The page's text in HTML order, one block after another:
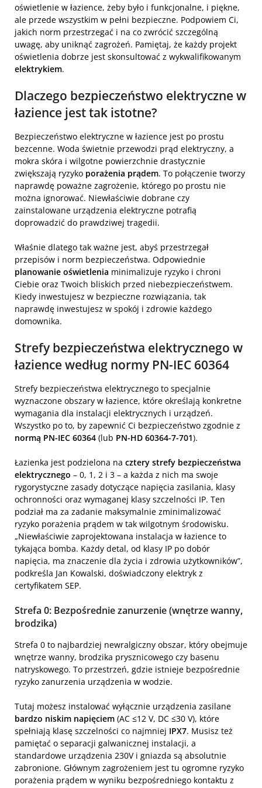
oświetlenie w łazience, żeby było i funkcjonalne, i piękne,
ale przede wszystkim w pełni bezpieczne. Podpowiem Ci,
jakich norm przestrzegać i na co zwrócić szczególną
uwagę, aby uniknąć zagrożeń. Pamiętaj, że każdy projekt
oświetlenia dobrze jest skonsultować z wykwalifikowanym
elektrykiem.
Dlaczego bezpieczeństwo elektryczne w
łazience jest tak istotne?
Bezpieczeństwo elektryczne w łazience jest po prostu
bezcenne. Woda świetnie przewodzi prąd elektryczny, a
mokra skóra i wilgotne powierzchnie drastycznie
zwiększają ryzyko porażenia prądem. To połączenie tworzy
naprawdę poważne zagrożenie, którego po prostu nie
można ignorować. Niewłaściwie dobrane czy
zainstalowane urządzenia elektryczne potrafią
doprowadzić do prawdziwej tragedii.
Właśnie dlatego tak ważne jest, abyś przestrzegał
przepisów i norm bezpieczeństwa. Odpowiednie
planowanie oświetlenia minimalizuje ryzyko i chroni
Ciebie oraz Twoich bliskich przed niebezpieczeństwem.
Kiedy inwestujesz w bezpieczne rozwiązania, tak
naprawdę inwestujesz w spokój i zdrowie każdego
domownika.
Strefy bezpieczeństwa elektrycznego w
łazience według normy PN-IEC 60364
Strefy bezpieczeństwa elektrycznego to specjalnie
wyznaczone obszary w łazience, które określają konkretne
wymagania dla instalacji elektrycznych i urządzeń.
Wszystko po to, by zapewnić Ci bezpieczeństwo zgodnie z
normą PN-IEC 60364 (lub PN-HD 60364-7-701).
Łazienka jest podzielona na cztery strefy bezpieczeństwa
elektrycznego – 0, 1, 2 i 3 – a każda z nich ma swoje
rygorystyczne zasady dotyczące napięcia zasilania, klasy
ochronności oraz wymaganej klasy szczelności IP. Ten
podział ma za zadanie maksymalnie zminimalizować
ryzyko porażenia prądem w tak wilgotnym środowisku.
„Niewłaściwie zaprojektowana instalacja w łazience to
tykająca bomba. Każdy detal, od klasy IP po dobór
napięcia, ma znaczenie dla życia i zdrowia użytkowników”,
podkreśla Jan Kowalski, doświadczony elektryk z
certyfikatem SEP.
Strefa 0: Bezpośrednie zanurzenie (wnętrze wanny,
brodzika)
Strefa 0 to najbardziej newralgiczny obszar, który obejmuje
wnętrze wanny, brodzika prysznicowego czy basenu
natryskowego. To przestrzeń, gdzie istnieje bezpośrednie
ryzyko zanurzenia urządzenia w wodzie.
Tutaj możesz instalować wyłącznie urządzenia zasilane
bardzo niskim napięciem (AC ≤12 V, DC ≤30 V), które
spełniają klasę szczelności co najmniej IPX7. Musisz też
pamiętać o separacji galwanicznej instalacji, a
standardowe urządzenia 230V i gniazda są absolutnie
zabronione. Głównym zagrożeniem jest tu ogromne ryzyko
porażenia prądem w wyniku bezpośredniego kontaktu z